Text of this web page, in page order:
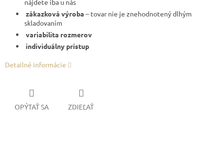
nájdete iba u nás
zákazková výroba – tovar nie je znehodnotený dlhým
skladovaním
variabilita rozmerov
individuálny prístup
Detailné informácie
OPÝTAŤ SA ZDIEĽAŤ